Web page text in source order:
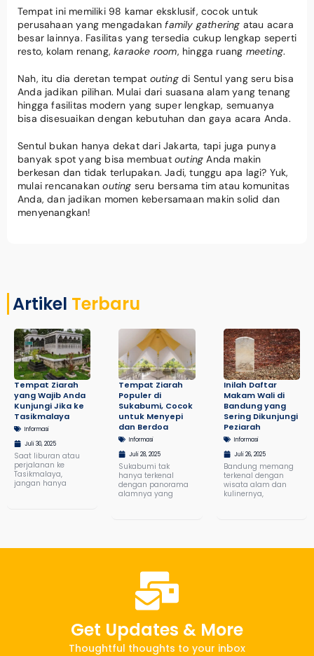
Tempat ini memiliki 98 kamar eksklusif, cocok untuk
perusahaan yang mengadakanfamily gathering atau acara
besar lainnya. Fasilitas yang tersedia cukup lengkap seperti
resto, kolam renang,karaoke room, hingga ruang meeting.
Nah, itu dia deretan tempat outingdi Sentul yang seru bisa
Anda jadikan pilihan. Mulai dari suasana alam yang tenang
hingga fasilitas modern yang super lengkap, semuanya
bisa disesuaikan dengan kebutuhan dan gaya acara Anda.
Sentul bukan hanya dekat dari Jakarta, tapi juga punya
banyak spot yang bisa membuat outing Anda makin
berkesan dan tidak terlupakan. Jadi, tunggu apa lagi? Yuk,
mulai rencanakanouting seru bersama tim atau komunitas
Anda, dan jadikan momen kebersamaan makin solid dan
menyenangkan!
Artikel Terbaru
Tempat Ziarah
yang Wajib Anda
Kunjungi Jika ke
Tasikmalaya
Informasi
Juli 30, 2025
Saat liburan atau
perjalanan ke
Tasikmalaya,
jangan hanya
Tempat Ziarah
Populer di
Sukabumi, Cocok
untuk Menyepi
dan Berdoa
Informasi
Juli 28, 2025
Sukabumi tak
hanya terkenal
dengan panorama
alamnya yang
Inilah Daftar
Makam Wali di
Bandung yang
Sering Dikunjungi
Peziarah
Informasi
Juli 26, 2025
Bandung memang
terkenal dengan
wisata alam dan
kulinernya,
Get Updates & More
Thoughtful thoughts to your inbox